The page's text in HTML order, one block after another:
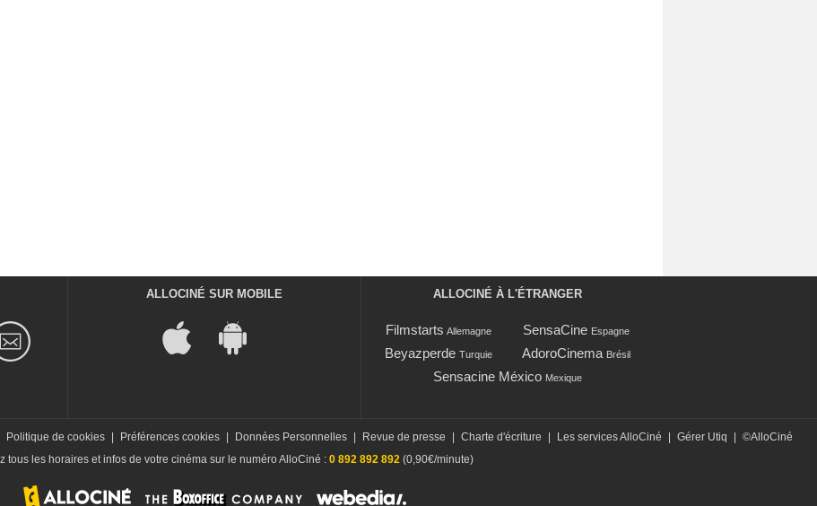
ALLOCINÉ SUR MOBILE ALLOCINÉ À L'ÉTRANGER
Filmstarts Allemagne SensaCine Espagne
Beyazperde Turquie AdoroCinema Brésil
Sensacine México Mexique
Politique de cookies Préférences cookies Données Personnelles Revue de presse Charte d'écriture Les services AlloCiné Gérer Utiq
©AlloCiné
tous les horaires et infos de votre cinéma sur le numéro AlloCiné : 0 892 892 892 (0,90€/minute)